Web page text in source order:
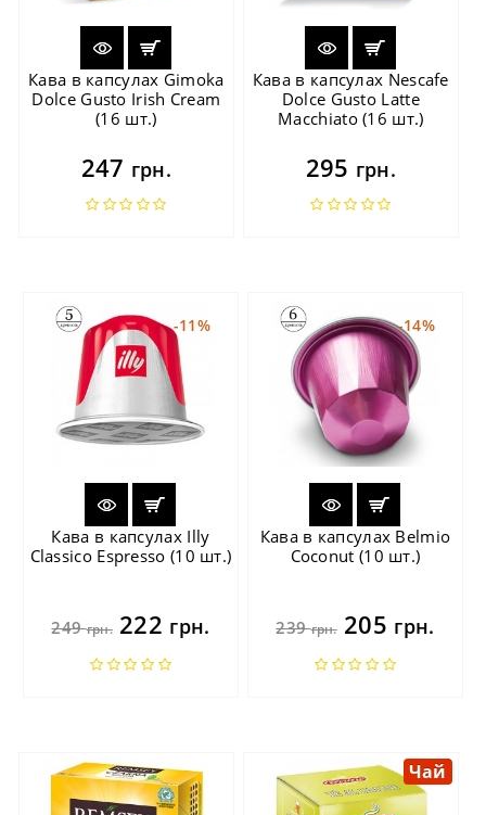
Кава в капсулах Gimoka
Dolce Gusto Irish Cream
(16 шт.)
247 грн.
Кава в капсулах Nescafe
Dolce Gusto Latte
Macchiato (16 шт.)
295 грн.
-11%
Кава в капсулах Illy
Classico Espresso (10 шт.)
249грн.222 грн.
-14%
Кава в капсулах Belmio
Coconut (10 шт.)
239грн.205 грн.
Чай